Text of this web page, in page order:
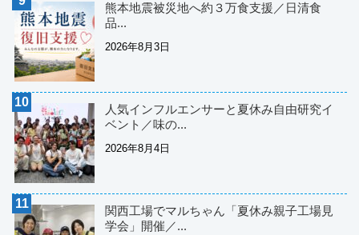
熊本地震被災地へ約３万食支援／日清食
品...
2026年8月3日
人気インフルエンサーと夏休み自由研究イ
ベント／味の...
2026年8月4日
関西工場でマルちゃん「夏休み親子工場見
学会」開催／...